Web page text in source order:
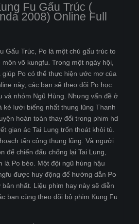
Fu Gấu Trúc (
2008) Online Full
Gấu Trúc, Po là một chú gấu trúc to
võ kungfu. Trong một ngày hội,
Po có thể thực hiện ước mơ của
này, các bạn sẽ theo dõi Po học
và nhóm Ngũ Hùng. Nhưng vấn đề ở
kẻ lười biếng nhất thung lũng Thanh
hoàn toàn thay đổi trong phim hd
gian ác Tai Lung trốn thoát khỏi tù.
tấn công thung lũng. Và người
để chiến đấu chống lại Tai Lung,
là Po béo. Một đội ngũ hùng hậu
được huy động để hướng dẫn Po
nhất. Liệu phim hay này sẽ diễn
bạn cùng theo dõi bộ phim Kung Fu